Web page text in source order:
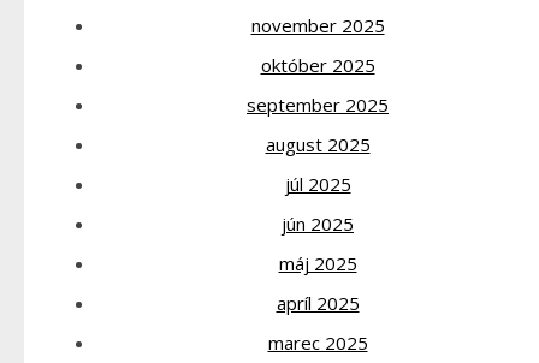
november 2025
október 2025
september 2025
august 2025
júl 2025
jún 2025
máj 2025
apríl 2025
marec 2025